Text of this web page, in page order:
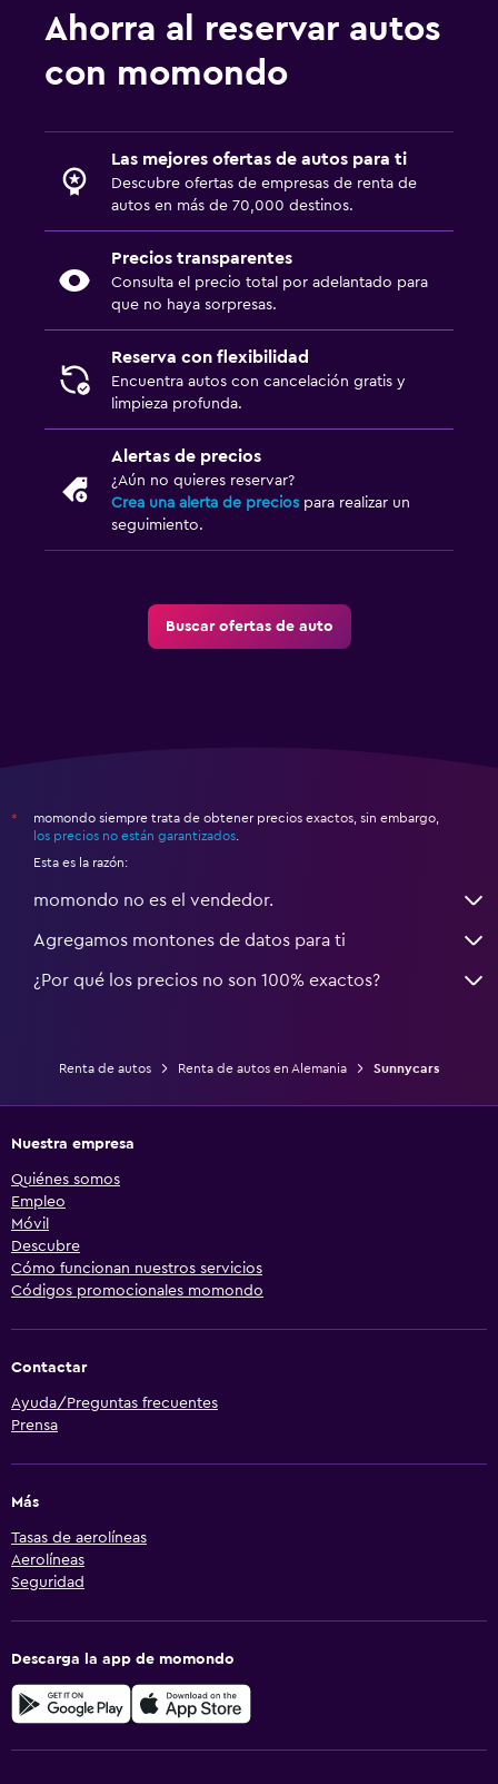
Ahorra al reservar autos
con momondo
Las mejores ofertas de autos para ti
Descubre ofertas de empresas de renta de
autos en más de 70,000 destinos.
Precios transparentes
Consulta el precio total por adelantado para
que no haya sorpresas.
Reserva con flexibilidad
Encuentra autos con cancelación gratis y
limpieza profunda.
Alertas de precios
¿Aún no quieres reservar?
Crea una alerta de precios para realizar un
seguimiento.
Buscar ofertas de auto
*
momondo siempre trata de obtener precios exactos, sin embargo,
los precios no están garantizados.
Esta es la razón:
momondo no es el vendedor.
Agregamos montones de datos para ti
¿Por qué los precios no son 100% exactos?
Renta de autos Renta de autos en Alemania Sunnycars
Nuestra empresa
Quiénes somos
Empleo
Móvil
Descubre
Cómo funcionan nuestros servicios
Códigos promocionales momondo
Contactar
Ayuda/Preguntas frecuentes
Prensa
Más
Tasas de aerolíneas
Aerolíneas
Seguridad
Descarga la app de momondo